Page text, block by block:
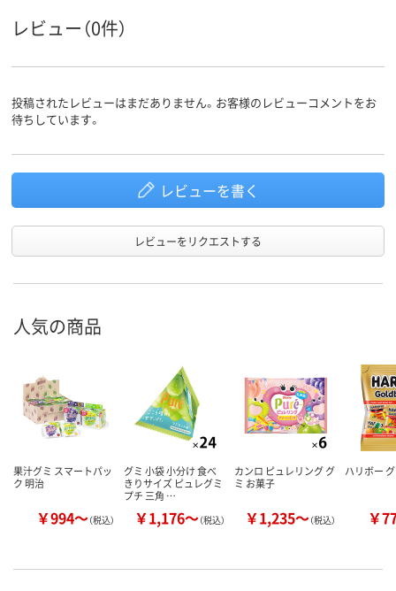
レビュー（0件）
投稿されたレビューはまだありません。お客様のレビューコメントをお
待ちしています。
レビューを書く
レビューをリクエストする
人気の商品
果汁グミ スマートパッ
ク 明治
￥994～（税込）
グミ 小袋 小分け 食べ
きりサイズ ピュレグミ
プチ 三角 …
￥1,176～（税込）
カンロ ピュレリング グ
ミ お菓子
￥1,235～（税込）
ハリボー
￥